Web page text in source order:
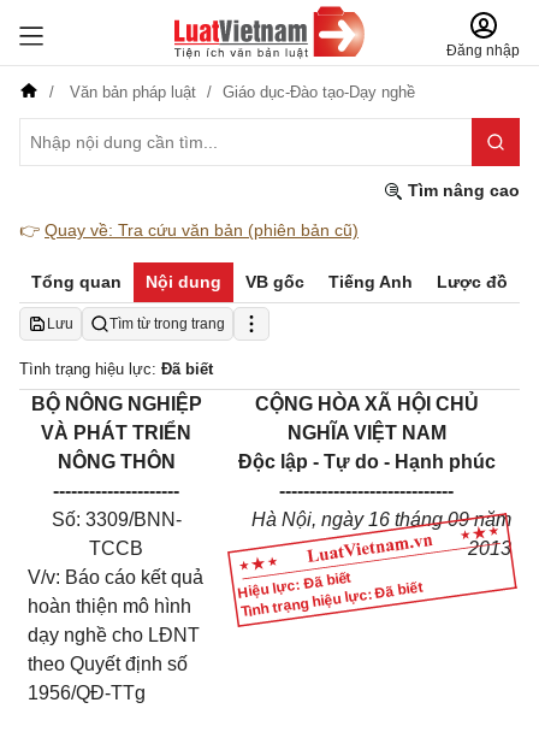
Đăng nhập
Văn bản pháp luật Giáo dục-Đào tạo-Dạy nghề
Tìm nâng cao
👉 Quay về: Tra cứu văn bản (phiên bản cũ)
Tổng quan Nội dung VB gốc Tiếng Anh Lược đồ
Lưu Tìm từ trong trang
Tình trạng hiệu lực: Đã biết
Hiệu lực: Đã biết
Tình trạng hiệu lực: Đã biết
BỘ NÔNG NGHIỆP
VÀ PHÁT TRIỂN
NÔNG THÔN
---------------------
Số: 3309/BNN-
TCCB
V/v: Báo cáo kết quả
hoàn thiện mô hình
dạy nghề cho LĐNT
theo Quyết định số
1956/QĐ-TTg
CỘNG HÒA XÃ HỘI CHỦ
NGHĨA VIỆT NAM
Độc lập - Tự do - Hạnh phúc
-----------------------------
Hà Nội, ngày 16 tháng 09 năm
2013